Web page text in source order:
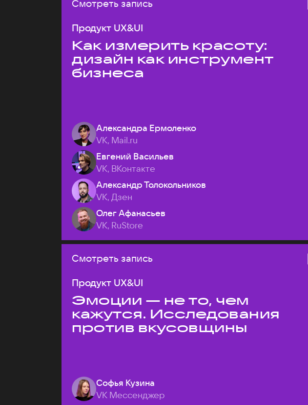
Смотреть запись
Продукт UX&UI
Как измерить красоту:
дизайн как инструмент
бизнеса
Александра Ермоленко
VK, Mail.ru
Евгений Васильев
VK, ВКонтакте
Александр Толокольников
VK, Дзен
Олег Афанасьев
VK, RuStore
Смотреть запись
Продукт UX&UI
Эмоции — не то, чем
кажутся. Исследования
против вкусовщины
Софья Кузина
VK Мессенджер